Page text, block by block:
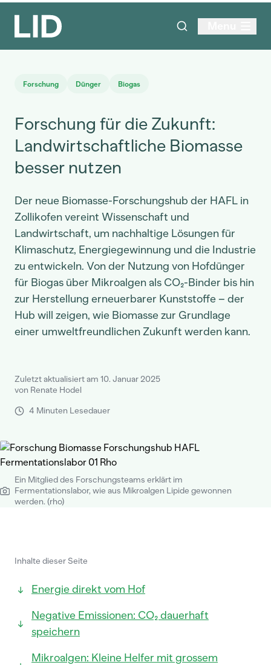
Forschung Dünger Biogas
Forschung für die Zukunft:
Landwirtschaftliche Biomasse
besser nutzen
Der neue Biomasse-Forschungshub der HAFL in
Zollikofen vereint Wissenschaft und
Landwirtschaft, um nachhaltige Lösungen für
Klimaschutz, Energiegewinnung und die Industrie
zu entwickeln. Von der Nutzung von Hofdünger
für Biogas über Mikroalgen als CO₂-Binder bis hin
zur Herstellung erneuerbarer Kunststoffe – der
Hub will zeigen, wie Biomasse zur Grundlage
einer umweltfreundlichen Zukunft werden kann.
Zuletzt aktualisiert am 10. Januar 2025
von Renate Hodel
4 Minuten Lesedauer
Ein Mitglied des Forschungsteams erklärt im
Fermentationslabor, wie aus Mikroalgen Lipide gewonnen
werden. (rho)
Inhalte dieser Seite
Energie direkt vom Hof
Negative Emissionen: CO₂ dauerhaft
speichern
Mikroalgen: Kleine Helfer mit grossem